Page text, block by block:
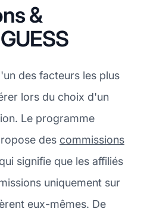
&
des facteurs les plus
lors du choix d'un
Le programme
des commissions
signifie que les affiliés
uniquement sur
eux-mêmes. De